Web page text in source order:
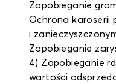
Zapobieganie
Ochrona karoserii
i
Zapobieganie
4) Zapobieganie
wartości